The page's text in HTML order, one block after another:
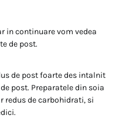
in continuare vom vedea
de post.
de post foarte des intalnit
post. Preparatele din soia
redus de carbohidrati, si